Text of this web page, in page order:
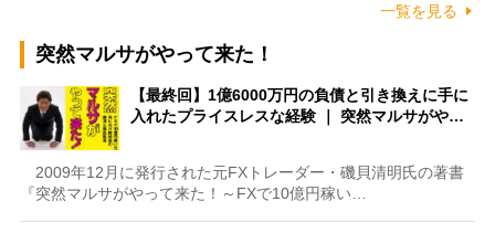
一覧を見る
突然マルサがやって来た！
【最終回】1億6000万円の負債と引き換えに手に
入れたプライスレスな経験 ｜ 突然マルサがや…
2009年12月に発行された元FXトレーダー・磯貝清明氏の著書
『突然マルサがやって来た！～FXで10億円稼い…